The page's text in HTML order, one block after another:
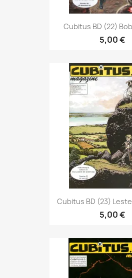
Cubitus BD (22)
5,00 €
Cubitus BD (23)
5,00 €